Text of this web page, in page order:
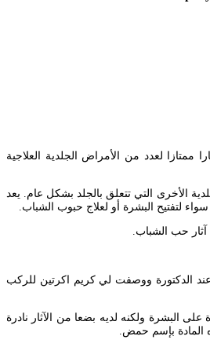
خيارا ممتازا لعدد من الأمراض الجلدية العلاجية
الأخرى التي تتعلق بالجلد بشكل عام. يعد
لتفتيح البشرة أو لعلاج حبوب الشباب.
عن سعره في الأسواق المصرية وهو سعره يصل لـ10 جنيهات مصرية. انا رحت موعدي عند الدكتورة ووصفت لي كريم اكرتين للركب
البشرة ولكنه لديه بضعا من الآثار نادرة